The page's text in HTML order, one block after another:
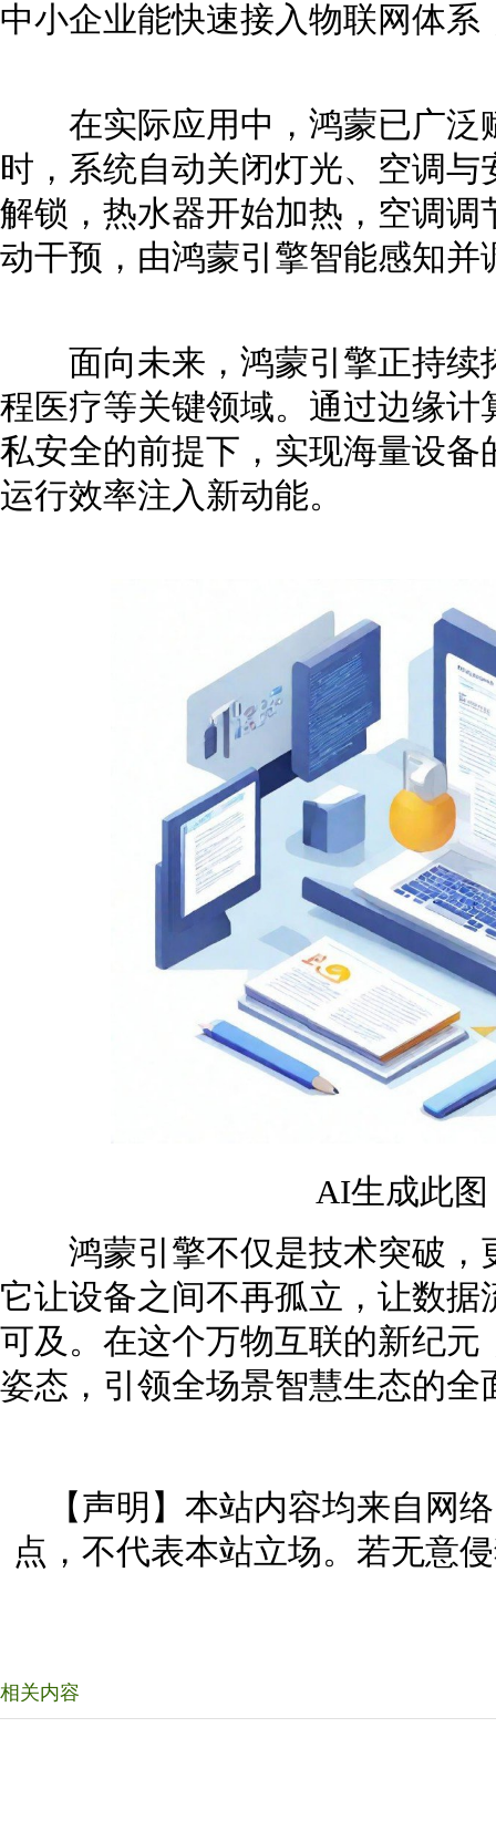
中小企业能快速接入物联网体系
在实际应用中，鸿蒙已广泛
时，系统自动关闭灯光、空调
解锁，热水器开始加热，空调
动干预，由鸿蒙引擎智能感知
面向未来，鸿蒙引擎正持续
程医疗等关键领域。通过边缘
私安全的前提下，实现海量设
运行效率注入新动能。
AI生成此
鸿蒙引擎不仅是技术突破，
它让设备之间不再孤立，让数
可及。在这个万物互联的新纪
姿态，引领全场景智慧生态的全
【声明】本站内容均来自网
点，不代表本站立场。若无意
相关内容